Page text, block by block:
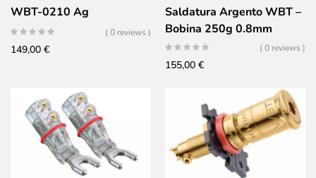
WBT-0210 Ag
( 0 reviews )
149,00 €
Saldatura Argento WBT –
Bobina 250g 0.8mm
( 0 reviews )
155,00 €